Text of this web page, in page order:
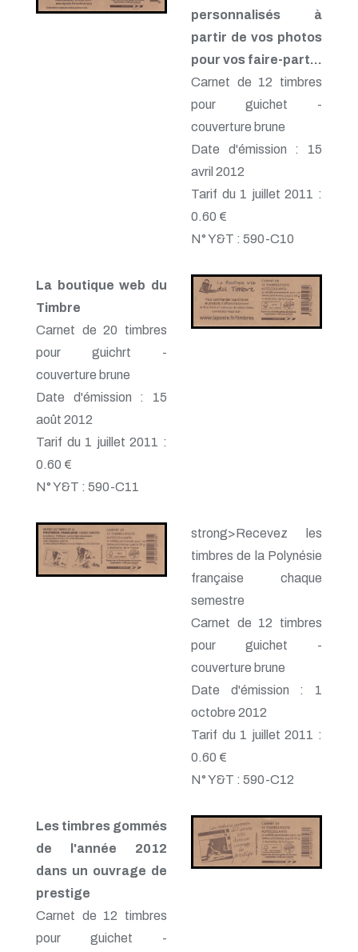
personnalisés à
partir de vos photos
pour vos faire-part...
Carnet de 12 timbres
pour guichet -
couverture brune
Date d'émission : 15
avril 2012
Tarif du 1 juillet 2011 :
0.60 €
N° Y&T : 590-C10
La boutique web du
Timbre
Carnet de 20 timbres
pour guichrt -
couverture brune
Date d'émission : 15
août 2012
Tarif du 1 juillet 2011 :
0.60 €
N° Y&T : 590-C11
strong>Recevez les
timbres de la Polynésie
française chaque
semestre
Carnet de 12 timbres
pour guichet -
couverture brune
Date d'émission : 1
octobre 2012
Tarif du 1 juillet 2011 :
0.60 €
N° Y&T : 590-C12
Les timbres gommés
de l'année 2012
dans un ouvrage de
prestige
Carnet de 12 timbres
pour guichet -